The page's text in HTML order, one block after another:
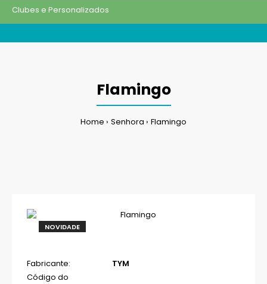
Clubes e Personalizados
Flamingo
Home Senhora Flamingo
NOVIDADE
Fabricante:
TYM
Código do